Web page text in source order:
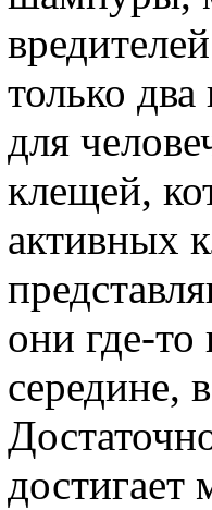
только
для
клещей,
активных
они где-
середине,